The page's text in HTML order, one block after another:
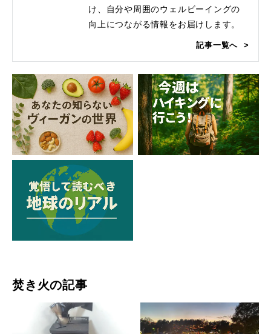
け、自分や周囲のウェルビーイングの
向上につながる情報をお届けします。
記事一覧へ
焚き火の記事